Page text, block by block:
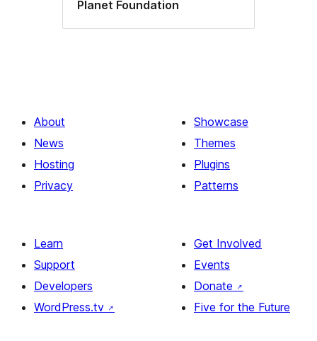
Planet Foundation
About
News
Hosting
Privacy
Showcase
Themes
Plugins
Patterns
Learn
Support
Developers
WordPress.tv ↗
Get Involved
Events
Donate ↗
Five for the Future